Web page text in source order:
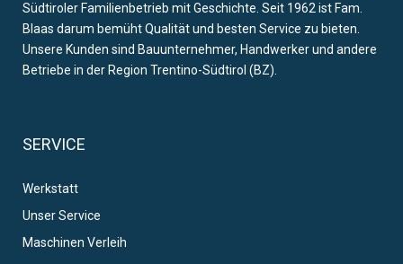
Südtiroler Familienbetrieb mit Geschichte. Seit 1962 ist Fam.
Blaas darum bemüht Qualität und besten Service zu bieten.
Unsere Kunden sind Bauunternehmer, Handwerker und andere
Betriebe in der Region Trentino-Südtirol (BZ).
SERVICE
Werkstatt
Unser Service
Maschinen Verleih